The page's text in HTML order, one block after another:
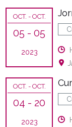
OCT. - OCT.
05 - 05
2023
OCT. - OCT.
04 - 20
2023